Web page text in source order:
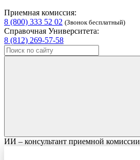
Приемная комиссия:
8 (800) 333 52 02 (Звонок бесплатный)
Справочная Университета:
8 (812) 269-57-58
ИИ – консультант приемной комиссии